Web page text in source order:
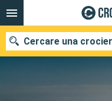
Cercare una